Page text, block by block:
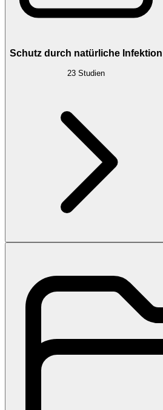
Schutz durch natürliche Infektion
23 Studien